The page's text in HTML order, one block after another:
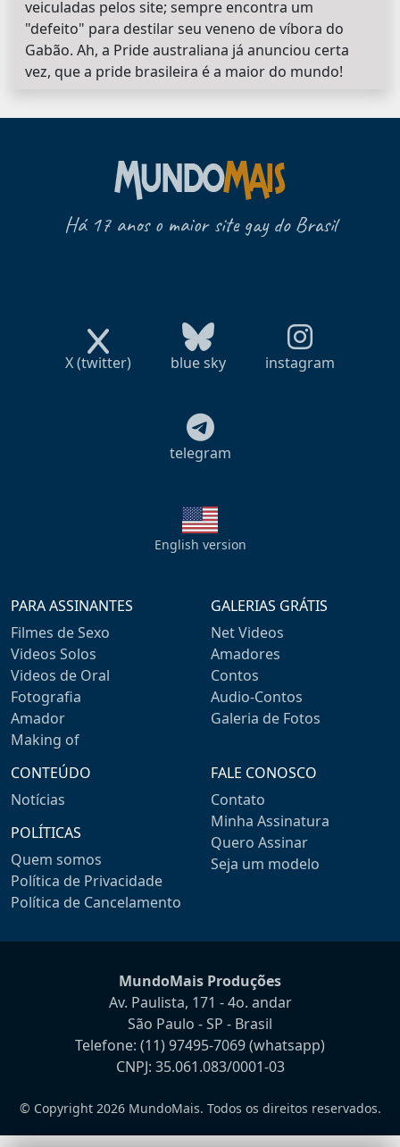
veiculadas pelos site; sempre encontra um
"defeito" para destilar seu veneno de víbora do
Gabão. Ah, a Pride australiana já anunciou certa
vez, que a pride brasileira é a maior do mundo!
Há 17 anos o maior site gay do Brasil
X (twitter) blue sky instagram
telegram
English version
PARA ASSINANTES
Filmes de Sexo
Videos Solos
Videos de Oral
Fotografia
Amador
Making of
GALERIAS GRÁTIS
Net Videos
Amadores
Contos
Audio-Contos
Galeria de Fotos
CONTEÚDO
Notícias
POLÍTICAS
Quem somos
Política de Privacidade
Política de Cancelamento
FALE CONOSCO
Contato
Minha Assinatura
Quero Assinar
Seja um modelo
MundoMais Produções
Av. Paulista, 171 - 4o. andar
São Paulo - SP - Brasil
Telefone: (11) 97495-7069(whatsapp)
CNPJ: 35.061.083/0001-03
© Copyright 2026 MundoMais. Todos os direitos reservados.